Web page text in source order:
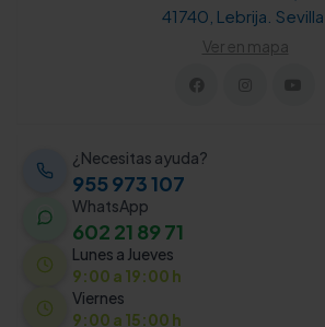
41740, Lebrija. Sevilla.
Ver en mapa
¿Necesitas ayuda?
955 973 107
WhatsApp
602 21 89 71
Lunes a Jueves
9:00 a 19:00 h
Viernes
9:00 a 15:00 h